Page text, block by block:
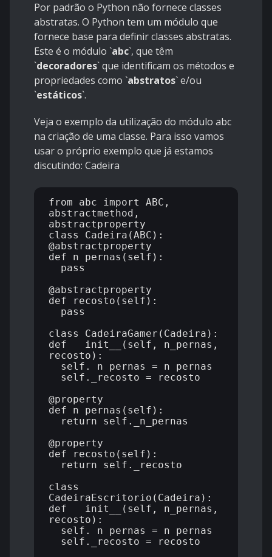
Por padrão o Python não fornece classes
abstratas. O Python tem um módulo que
fornece base para definir classes abstratas.
Este é o módulo `abc`, que têm
`decoradores`que identificam os métodos e
propriedades como `abstratos`e/ou
`estáticos`.
Veja o exemplo da utilização do módulo abc
na criação de uma classe. Para isso vamos
usar o próprio exemplo que já estamos
discutindo: Cadeira
from abc import ABC,
abstractmethod,
abstractproperty
class Cadeira(ABC):
@abstractproperty
def n_pernas(self):
pass
@abstractproperty
def recosto(self):
pass
class CadeiraGamer(Cadeira):
def __init__(self, n_pernas,
recosto):
self._n_pernas = n_pernas
self._recosto = recosto
@property
def n_pernas(self):
return self._n_pernas
@property
def recosto(self):
return self._recosto
class
CadeiraEscritorio(Cadeira):
def __init__(self, n_pernas,
recosto):
self._n_pernas = n_pernas
self._recosto = recosto